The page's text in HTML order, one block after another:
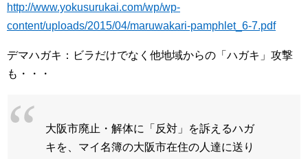
http://www.yokusurukai.com/wp/wp-
content/uploads/2015/04/maruwakari-pamphlet_6-7.pdf
デマハガキ：ビラだけでなく他地域からの「ハガキ」攻撃
も・・・
大阪市廃止・解体に「反対」を訴えるハガ
キを、マイ名簿の大阪市在住の人達に送り